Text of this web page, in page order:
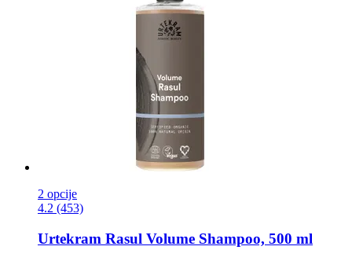
2 opcije
4.2 (453)
Urtekram Rasul Volume Shampoo, 500 ml